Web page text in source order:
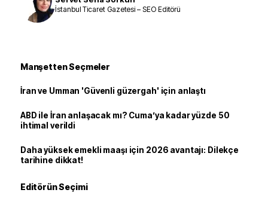
İstanbul Ticaret Gazetesi – SEO Editörü
Manşetten Seçmeler
İran ve Umman 'Güvenli güzergah' için anlaştı
ABD ile İran anlaşacak mı? Cuma’ya kadar yüzde 50
ihtimal verildi
Daha yüksek emekli maaşı için 2026 avantajı: Dilekçe
tarihine dikkat!
Editörün Seçimi